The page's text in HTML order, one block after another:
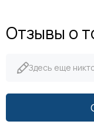
Отзывы о
Здесь еще